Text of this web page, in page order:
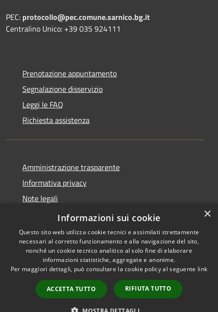
PEC: protocollo@pec.comune.sarnico.bg.it
Centralino Unico: +39 035 924111
Prenotazione appuntamento
Segnalazione disservizio
Leggi le FAQ
Richiesta assistenza
Amministrazione trasparente
Informativa privacy
Note legali
Dichiarazione di accessibilità
Accessibilità
Copyright © 2026 • Comune di
Sarnico • Powered by
Municipium•
Accesso
redazione
×
Informazioni sui cookie
Questo sito web utilizza cookie tecnici e assimilati strettamente
necessari al corretto funzionamento e alla navigazione del sito,
nonché un cookie tecnico analitico al solo fine di elaborare
informazioni statistiche, aggregate e anonime.
Per maggiori dettagli, può consultare la cookie policy al seguente link
ACCETTA TUTTO RIFIUTA TUTTO